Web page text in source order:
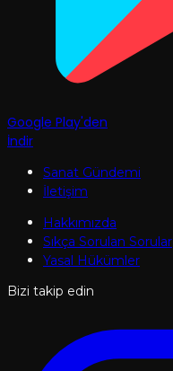
Google Play'den
İndir
Sanat Gündemi
İletişim
Hakkımızda
Sıkça Sorulan Sorular
Yasal Hükümler
Bizi takip edin